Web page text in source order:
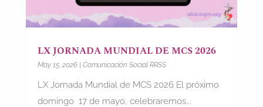
LX JORNADA MUNDIAL DE MCS 2026
May 15, 2026| Comunicación Social RRSS
LX Jornada Mundial de MCS 2026 El próximo
domingo 17 de mayo, celebraremos...